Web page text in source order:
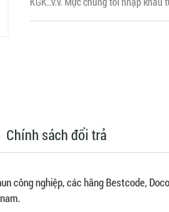
Chính sách đổi trả
công nghiệp, các hãng Bestcode,